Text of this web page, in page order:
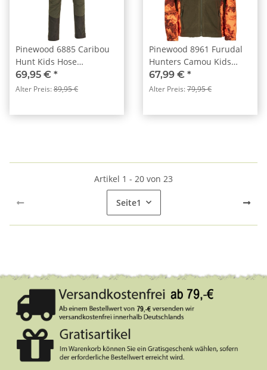
Pinewood 6885 Caribou
Hunt Kids Hose
Wildlederbraun(244)
69,95 € *
Alter Preis:89,95 €
Pinewood 8961 Furudal
Hunters Camou Kids
Fleecejacke Strata
Blaze/H.Green (992)
67,99 € *
Alter Preis:79,95 €
Artikel 1 - 20 von 23
Seite1